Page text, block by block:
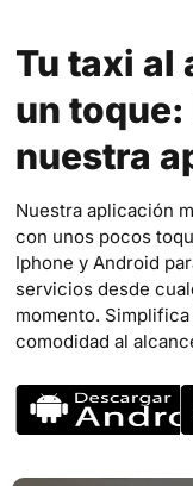
Tu taxi al
un toque:
nuestra
Nuestra aplicación
con unos pocos
Iphone y Android
servicios desde
momento.
comodidad al